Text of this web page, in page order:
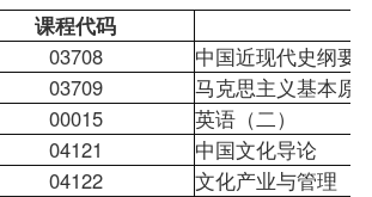
课程代码
03708
中国近现代史纲要
03709
马克思主义基本原
00015
英语（二）
04121
中国文化导论
04122
文化产业与管理